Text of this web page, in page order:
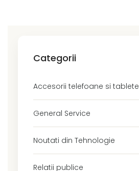
Categorii
Accesorii telefoane si tablete
General Service
Noutati din Tehnologie
Relatii publice